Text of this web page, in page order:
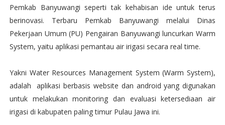
Pemkab Banyuwangi seperti tak kehabisan ide untuk terus
berinovasi. Terbaru Pemkab Banyuwangi melalui Dinas
Pekerjaan Umum (PU) Pengairan Banyuwangi luncurkan Warm
System, yaitu aplikasi pemantau air irigasi secara real time.
Yakni Water Resources Management System (Warm System),
adalah aplikasi berbasis website dan android yang digunakan
untuk melakukan monitoring dan evaluasi ketersediaan air
irigasi di kabupaten paling timur Pulau Jawa ini.